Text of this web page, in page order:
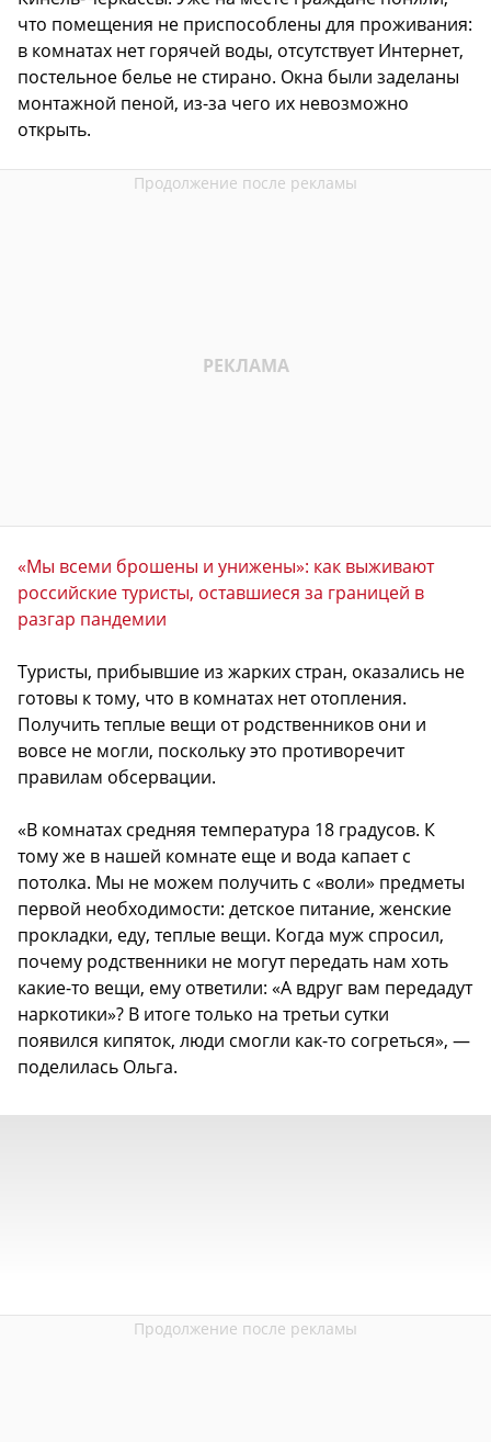
что помещения не приспособлены для проживания:
в комнатах нет горячей воды, отсутствует Интернет,
постельное белье не стирано. Окна были заделаны
монтажной пеной, из-за чего их невозможно
открыть.
«Мы всеми брошены и унижены»: как выживают
российские туристы, оставшиеся за границей в
разгар пандемии
Туристы, прибывшие из жарких стран, оказались не
готовы к тому, что в комнатах нет отопления.
Получить теплые вещи от родственников они и
вовсе не могли, поскольку это противоречит
правилам обсервации.
«В комнатах средняя температура 18 градусов. К
тому же в нашей комнате еще и вода капает с
потолка. Мы не можем получить с «воли» предметы
первой необходимости: детское питание, женские
прокладки, еду, теплые вещи. Когда муж спросил,
почему родственники не могут передать нам хоть
какие-то вещи, ему ответили: «А вдруг вам передадут
наркотики»? В итоге только на третьи сутки
появился кипяток, люди смогли как-то согреться», —
поделилась Ольга.